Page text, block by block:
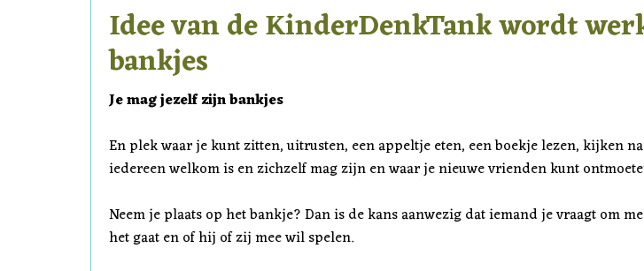
Idee van de KinderDenkTank wordt
bankjes
Je mag jezelf zijn bankjes
En plek waar je kunt zitten, uitrusten, een appeltje eten, een boekje lezen, kijken
iedereen welkom is en zichzelf mag zijn en waar je nieuwe vrienden kunt
Neem je plaats op het bankje? Dan is de kans aanwezig dat iemand je vraagt om
het gaat en of hij of zij mee wil spelen.